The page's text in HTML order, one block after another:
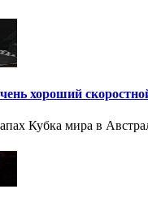
хороший
Кубка мира в